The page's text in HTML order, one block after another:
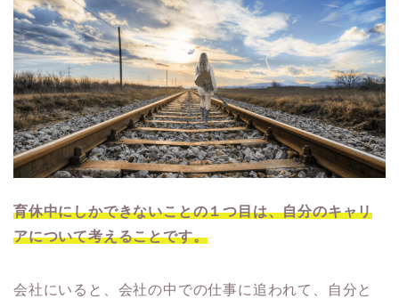
育休中にしかできないことの１つ目は、自分のキャリ
アについて考えることです。
会社にいると、会社の中での仕事に追われて、自分と